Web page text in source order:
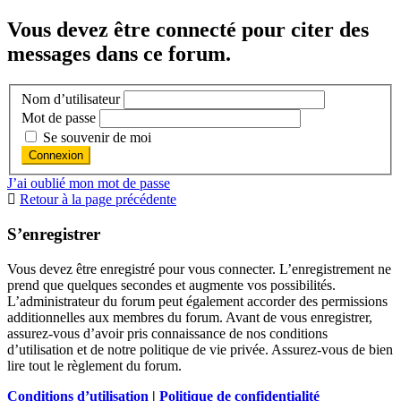
Vous devez être connecté pour citer des
messages dans ce forum.
Nom d’utilisateur
Mot de passe
Se souvenir de moi
J’ai oublié mon mot de passe
Retour à la page précédente
S’enregistrer
Vous devez être enregistré pour vous connecter. L’enregistrement ne
prend que quelques secondes et augmente vos possibilités.
L’administrateur du forum peut également accorder des permissions
additionnelles aux membres du forum. Avant de vous enregistrer,
assurez-vous d’avoir pris connaissance de nos conditions
d’utilisation et de notre politique de vie privée. Assurez-vous de bien
lire tout le règlement du forum.
Conditions d’utilisation | Politique de confidentialité